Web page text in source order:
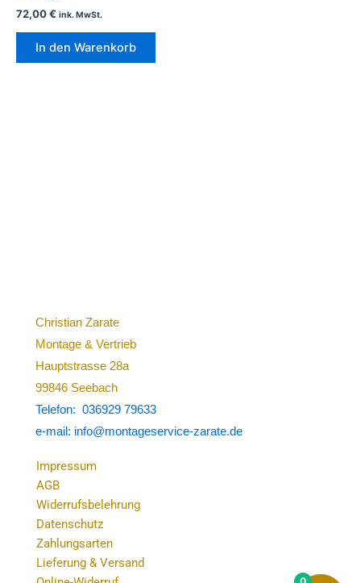
72,00€ ink. MwSt.
In den Warenkorb
Christian Zarate
Montage & Vertrieb
Hauptstrasse 28a
99846 Seebach
Telefon: 036929 79633
e-mail: info@montageservice-zarate.de
Impressum
AGB
Widerrufsbelehrung
Datenschutz
Zahlungsarten
Lieferung & Versand
0